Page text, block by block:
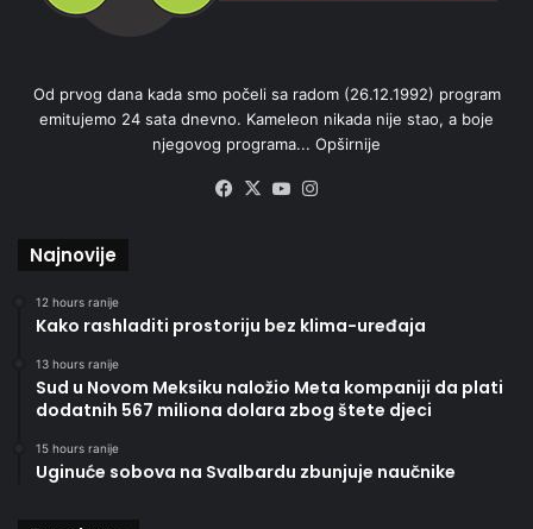
Od prvog dana kada smo počeli sa radom (26.12.1992) program
emitujemo 24 sata dnevno. Kameleon nikada nije stao, a boje
njegovog programa... Opširnije
Facebook
X YouTube
Najnovije
12 hours ranije
Kako rashladiti prostoriju bez klima-uređaja
13 hours ranije
Sud u Novom Meksiku naložio Meta kompaniji da plati
dodatnih 567 miliona dolara zbog štete djeci
15 hours ranije
Uginuće sobova na Svalbardu zbunjuje naučnike